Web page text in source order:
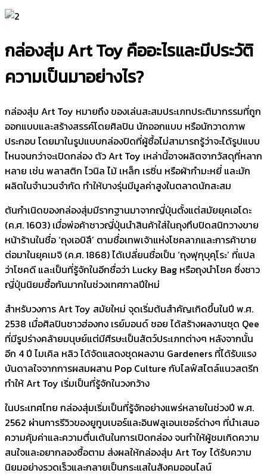
กล่องสุ่ม Art Toy คืออะไรและมีประวัติ
ความเป็นมาอย่างไร?
กล่องสุ่ม Art Toy หมายถึง ของเล่นสะสมประเภทประติมากรรมที่ถูก
ออกแบบและสร้างสรรค์โดยศิลปิน นักออกแบบ หรือนักวาดภาพ
ประกอบ โดยมาในรูปแบบกล่องปิดที่ผู้ซื้อไม่สามารถรู้ว่าจะได้รูปแบบ
ไหนจนกว่าจะเปิดกล่อง ตัว Art Toy เหล่านี้อาจผลิตจากวัสดุที่หลาก
หลาย เช่น พลาสติก ไวนิล ไม้ เหล็ก เรซิ่น หรือผ้ากำมะหยี่ และมัก
ผลิตในจำนวนจำกัด ทำให้บางรุ่นมีมูลค่าสูงในตลาดนักสะสม
ต้นกำเนิดของกล่องสุ่มมีรากฐานมาจากญี่ปุ่นตั้งแต่สมัยยุคเอโดะ
(ค.ศ. 1603) เมื่อพ่อค้าชาวญี่ปุ่นนำสินค้าใส่ในถุงทึบปิดสนิทวางขาย
หน้าร้านในชื่อ ‘ถุงเอบิสึ’ ตามชื่อเทพเจ้าแห่งโชคลาภและการค้าขาย
ต่อมาในยุคเมจิ (ค.ศ. 1868) ได้เปลี่ยนชื่อเป็น ‘ถุงฟุกุบุคุโระ’ ที่แปล
ว่าโชคดี และเป็นที่รู้จักในอีกชื่อว่า Lucky Bag หรือถุงนำโชค ซึ่งชาว
ญี่ปุ่นนิยมซื้อกันมากในช่วงเทศกาลปีใหม่
สำหรับวงการ Art Toy สมัยใหม่ จุดเริ่มต้นสำคัญเกิดขึ้นในปี พ.ศ.
2538 เมื่อศิลปินชาวฮ่องกง เรย์มอนด์ ชอย ได้สร้างผลงานชุด Qee
ที่มีรูปร่างคล้ายมนุษย์แต่มีศีรษะเป็นสัตว์ประเภทต่างๆ หลังจากนั้น
อีก 4 ปี ไมเคิล หลิว ได้จัดแสดงชุดผลงาน Gardeners ที่ได้รับแรง
บันดาลใจจากการผสมผสาน Pop Culture กับไลฟ์สไตล์แนวสตรีท
ทำให้ Art Toy เริ่มเป็นที่รู้จักในวงกว้าง
ในประเทศไทย กล่องสุ่มเริ่มเป็นที่รู้จักอย่างแพร่หลายในช่วงปี พ.ศ.
2562 ผ่านการรีวิวของยูทูบเบอร์และอินฟลูเอนเซอร์ต่างๆ ที่นำเสนอ
ความคุ้มค่าและความตื่นเต้นในการเปิดกล่อง จนทำให้ผู้ชมเกิดความ
สนใจและอยากลองซื้อตาม ส่งผลให้กล่องสุ่ม Art Toy ได้รับความ
นิยมอย่างรวดเร็วและกลายเป็นกระแสในสังคมออนไลน์